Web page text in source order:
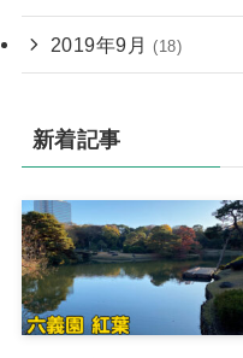
2019年9月 (18)
新着記事